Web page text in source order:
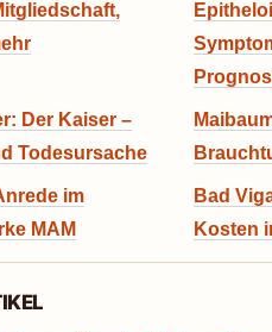
Der Kaiser –
Todesursache
im
MAM
Bad
Kosten